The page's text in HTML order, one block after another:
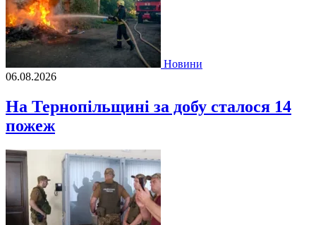
Новини
06.08.2026
На Тернопільщині за добу сталося 14
пожеж